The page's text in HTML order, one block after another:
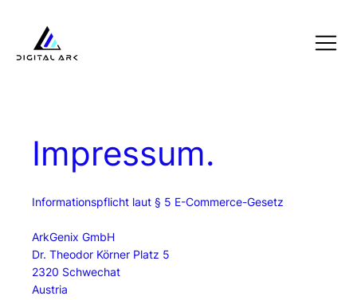
Impressum.
Informationspflicht laut § 5 E-Commerce-Gesetz
ArkGenix GmbH
Dr. Theodor Körner Platz 5
2320 Schwechat
Austria